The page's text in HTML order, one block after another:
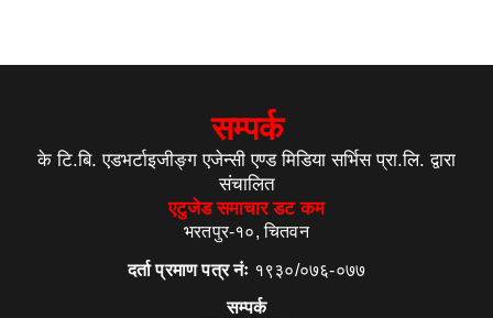
सम्पर्क
के टि.बि. एडभर्टाइजीङ्ग एजेन्सी एण्ड मिडिया सर्भिस प्रा.लि. द्वारा
संचालित
एटुजेड समाचार डट कम
भरतपुर-१०, चितवन
दर्ता प्रमाण पत्र नंः १९३०/०७६-०७७
सम्पर्क